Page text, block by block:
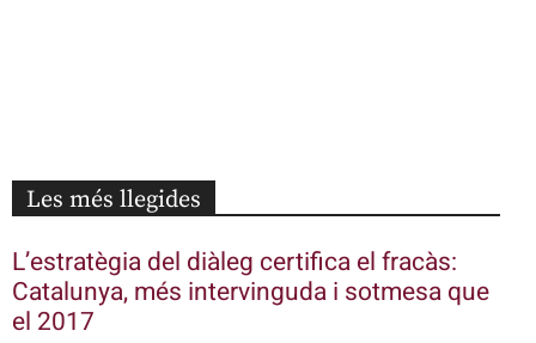
Les més llegides
L’estratègia del diàleg certifica el fracàs:
Catalunya, més intervinguda i sotmesa que
el 2017